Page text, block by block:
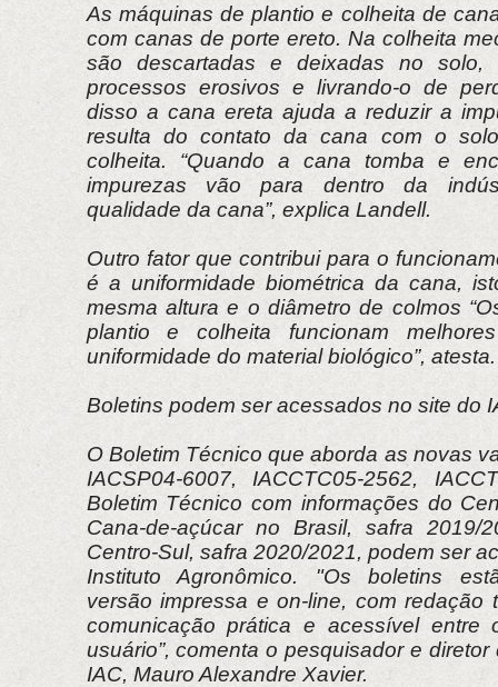
As máquinas de plantio e colheita de
com canas de porte ereto. Na colheita
são descartadas e deixadas no solo,
processos erosivos e livrando-o de
disso a cana ereta ajuda a reduzir a
resulta do contato da cana com o
colheita. “Quando a cana tomba e
impurezas vão para dentro da
qualidade da cana”, explica Landell.
Outro fator que contribui para o
é a uniformidade biométrica da cana,
mesma altura e o diâmetro de colmos
plantio e colheita funcionam
uniformidade do material biológico”, atesta.
Boletins podem ser acessados no site do
O Boletim Técnico que aborda as novas
IACSP04-6007, IACCTC05-2562,
Boletim Técnico com informações do
Cana-de-açúcar no Brasil, safra 2019/
Centro-Sul, safra 2020/2021, podem ser
Instituto Agronômico. "Os boletins
versão impressa e on-line, com redação
comunicação prática e acessível
usuário”, comenta o pesquisador e
IAC, Mauro Alexandre Xavier.